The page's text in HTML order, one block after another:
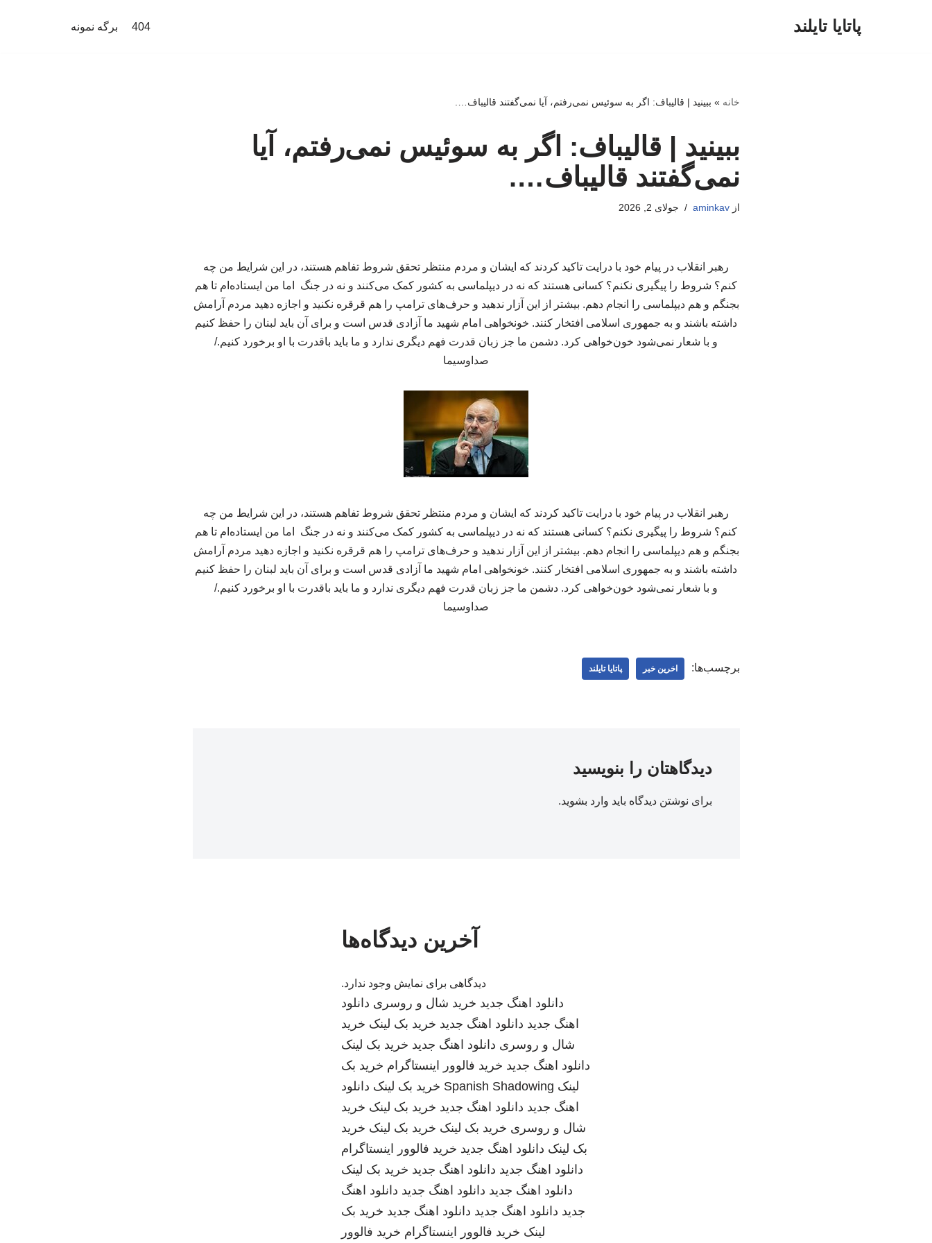
پاتایا تایلند 404 برگه نمونه
خانه » ببینید | قالیباف: اگر به سوئیس نمی‌رفتم، آیا نمی‌گفتند قالیباف….
ببینید | قالیباف: اگر به سوئیس نمی‌رفتم، آیا
نمی‌گفتند قالیباف….
ازaminkav جولای 2, 2026
رهبر انقلاب در پیام خود با درایت تاکید کردند که ایشان و مردم منتظر تحقق شروط تفاهم هستند، در این شرایط من چه
کنم؟ شروط را پیگیری نکنم؟ کسانی هستند که نه در دیپلماسی به کشور کمک می‌کنند و نه در جنگ اما من ایستاده‌ام تا هم
بجنگم و هم دیپلماسی را انجام دهم. بیشتر از این آزار ندهید و حرف‌های ترامپ را هم قرقره نکنید و اجازه دهید مردم آرامش
داشته باشند و به جمهوری اسلامی افتخار کنند. خونخواهی امام شهید ما آزادی قدس است و برای آن باید لبنان را حفظ کنیم
و با شعار نمی‌شود خون‌خواهی کرد. دشمن ما جز زبان قدرت فهم دیگری ندارد و ما باید باقدرت با او برخورد کنیم./
صداوسیما
رهبر انقلاب در پیام خود با درایت تاکید کردند که ایشان و مردم منتظر تحقق شروط تفاهم هستند، در این شرایط من چه
کنم؟ شروط را پیگیری نکنم؟ کسانی هستند که نه در دیپلماسی به کشور کمک می‌کنند و نه در جنگ اما من ایستاده‌ام تا هم
بجنگم و هم دیپلماسی را انجام دهم. بیشتر از این آزار ندهید و حرف‌های ترامپ را هم قرقره نکنید و اجازه دهید مردم آرامش
داشته باشند و به جمهوری اسلامی افتخار کنند. خونخواهی امام شهید ما آزادی قدس است و برای آن باید لبنان را حفظ کنیم
و با شعار نمی‌شود خون‌خواهی کرد. دشمن ما جز زبان قدرت فهم دیگری ندارد و ما باید باقدرت با او برخورد کنیم./
صداوسیما
برچسب‌ها: اخرین خبر پاتایا تایلند
دیدگاهتان را بنویسید
برای نوشتن دیدگاه باید وارد بشوید.
آخرین دیدگاه‌ها
دیدگاهی برای نمایش وجود ندارد.
دانلود اهنگ جدید خرید شال و روسری دانلود
اهنگ جدید دانلود اهنگ جدید خرید بک لینک خرید
شال و روسری دانلود اهنگ جدید خرید بک لینک
دانلود اهنگ جدید خرید فالوور اینستاگرام خرید بک
لینک Spanish Shadowing خرید بک لینک دانلود
اهنگ جدید دانلود اهنگ جدید خرید بک لینک خرید
شال و روسری خرید بک لینک خرید بک لینک خرید
بک لینک دانلود اهنگ جدید خرید فالوور اینستاگرام
دانلود اهنگ جدید دانلود اهنگ جدید خرید بک لینک
دانلود اهنگ جدید دانلود اهنگ جدید دانلود اهنگ
جدید دانلود اهنگ جدید دانلود اهنگ جدید خرید بک
لینک خرید فالوور اینستاگرام خرید فالوور